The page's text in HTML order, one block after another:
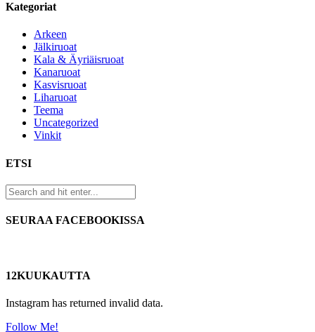
Kategoriat
Arkeen
Jälkiruoat
Kala & Äyriäisruoat
Kanaruoat
Kasvisruoat
Liharuoat
Teema
Uncategorized
Vinkit
ETSI
SEURAA FACEBOOKISSA
12KUUKAUTTA
Instagram has returned invalid data.
Follow Me!